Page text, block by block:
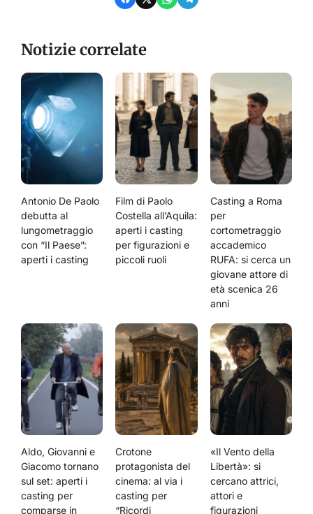
Notizie correlate
Antonio De Paolo
debutta al
lungometraggio
con “Il Paese”:
aperti i casting
Film di Paolo
Costella all’Aquila:
aperti i casting
per figurazioni e
piccoli ruoli
Casting a Roma
per
cortometraggio
accademico
RUFA: si cerca un
giovane attore di
età scenica 26
anni
Aldo, Giovanni e
Giacomo tornano
sul set: aperti i
casting per
comparse in
Crotone
protagonista del
cinema: al via i
casting per
“Ricordi
«Il Vento della
Libertà»: si
cercano attrici,
attori e
figurazioni